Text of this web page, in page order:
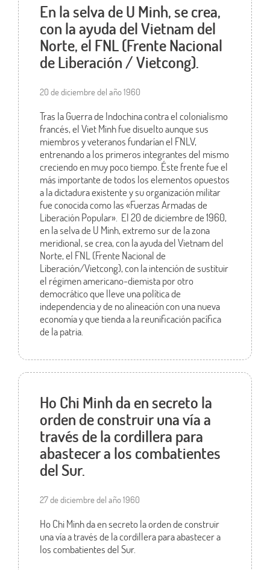
En la selva de U Minh, se crea,
con la ayuda del Vietnam del
Norte, el FNL (Frente Nacional
de Liberación / Vietcong).
20 de diciembre del año 1960
Tras la Guerra de Indochina contra el colonialismo
francés, el Viet Minh fue disuelto aunque sus
miembros y veteranos fundarían el FNLV,
entrenando a los primeros integrantes del mismo
creciendo en muy poco tiempo. Éste frente fue el
más importante de todos los elementos opuestos
a la dictadura existente y su organización militar
fue conocida como las «Fuerzas Armadas de
Liberación Popular». El 20 de diciembre de 1960,
en la selva de U Minh, extremo sur de la zona
meridional, se crea, con la ayuda del Vietnam del
Norte, el FNL (Frente Nacional de
Liberación/Vietcong), con la intención de sustituir
el régimen americano-diemista por otro
democrático que lleve una política de
independencia y de no alineación con una nueva
economía y que tienda a la reunificación pacífica
de la patria.
Ho Chi Minh da en secreto la
orden de construir una vía a
través de la cordillera para
abastecer a los combatientes
del Sur.
27 de diciembre del año 1960
Ho Chi Minh da en secreto la orden de construir
una vía a través de la cordillera para abastecer a
los combatientes del Sur.